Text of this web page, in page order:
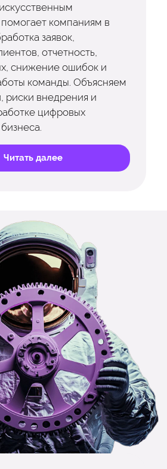
компаниям в
заявок,
отчетность,
снижение ошибок и
команды. Объясняем
риски внедрения и
цифровых
Читать далее